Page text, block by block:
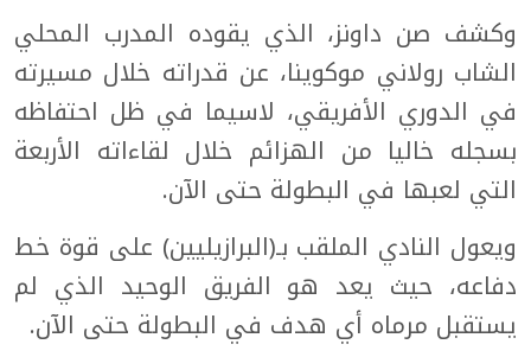
وكشف صن داونز، الذي يقوده المدرب المحلي
الشاب رولاني موكوينا، عن قدراته خلال مسيرته
في الدوري الأفريقي، لاسيما في ظل احتفاظه
بسجله خاليا من الهزائم خلال لقاءاته الأربعة
التي لعبها في البطولة حتى الآن.
ويعول النادي الملقب بـ(البرازيليين) على قوة خط
دفاعه، حيث يعد هو الفريق الوحيد الذي لم
يستقبل مرماه أي هدف في البطولة حتى الآن.